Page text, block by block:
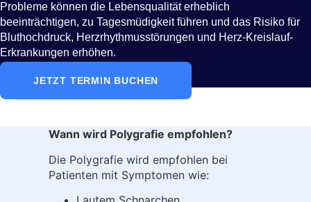
Probleme können die Lebensqualität erheblich
beeinträchtigen, zu Tagesmüdigkeit führen und das Risiko für
Bluthochdruck, Herzrhythmusstörungen und Herz-Kreislauf-
Erkrankungen erhöhen.
JETZT TERMIN BUCHEN
Wann wird Polygrafie empfohlen?
Die Polygrafie wird empfohlen bei
Patienten mit Symptomen wie: